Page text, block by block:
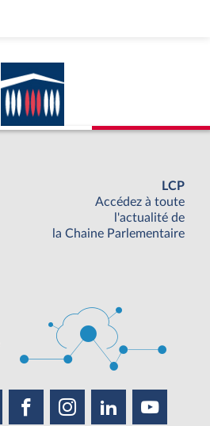
LCP
Accédez à toute
l'actualité de
la Chaine Parlementaire